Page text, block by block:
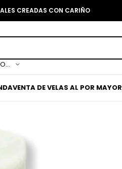
CREADAS CON CARIÑO
SELECCIONAR CATEGORÍA
VENTA DE VELAS AL POR MAYOR